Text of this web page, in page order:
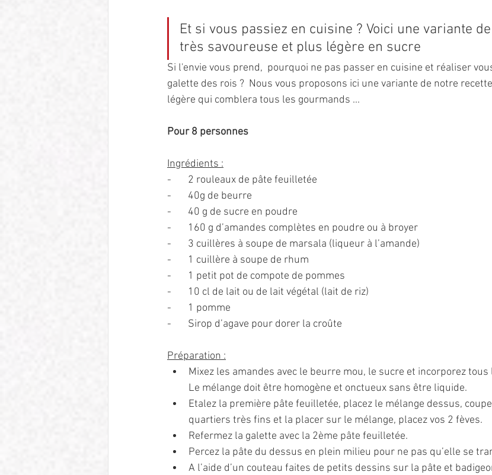
Et si vous passiez en cuisine ? Voici une variante
très savoureuse et plus légère en sucre
Si l'envie vous prend,  pourquoi ne pas passer en cuisine et réaliser
galette des rois ?  Nous vous proposons ici une variante de notre
légère qui comblera tous les gourmands ...
Pour 8 personnes
Ingrédients :
-       2 rouleaux de pâte feuilletée
-       40g de beurre
-       40 g de sucre en poudre
-       160 g d’amandes complètes en poudre ou à broyer
-       3 cuillères à soupe de marsala (liqueur à l’amande)
-       1 cuillère à soupe de rhum
-       1 petit pot de compote de pommes
-       10 cl de lait ou de lait végétal (lait de riz)
-       1 pomme
-       Sirop d’agave pour dorer la croûte
Préparation :
Mixez les amandes avec le beurre mou, le sucre et incorporez
Le mélange doit être homogène et onctueux sans être liquide.
Etalez la première pâte feuilletée, placez le mélange dessus,
quartiers très fins et la placer sur le mélange, placez vos 2 fèves.
Refermez la galette avec la 2ème pâte feuilletée.
Percez la pâte du dessus en plein milieu pour ne pas qu’elle se
A l’aide d’un couteau faites de petits dessins sur la pâte et